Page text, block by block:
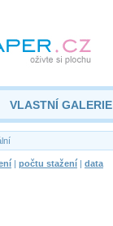
VLASTNÍ GALERIE
| počtu stažení | data